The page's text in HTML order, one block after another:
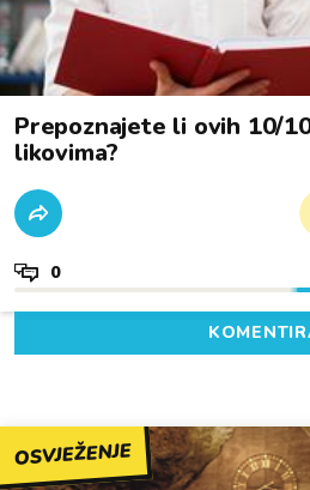
Prepoznajete li ovih 10/
likovima?
0
OSVJEŽENJE